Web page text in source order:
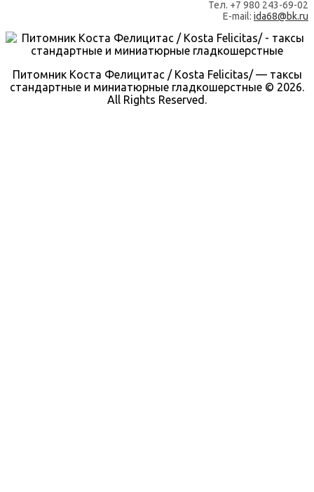
Тел. +7 980 243-69-02
E-mail: ida68@bk.ru
Питомник Коста Фелицитас / Kosta Felicitas/ — таксы
стандартные и миниатюрные гладкошерстные © 2026.
All Rights Reserved.